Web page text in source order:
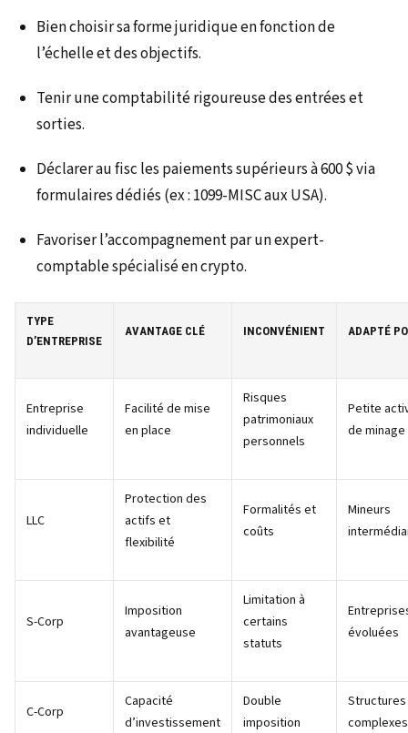
Bien choisir sa forme juridique en fonction de
l’échelle et des objectifs.
Tenir une comptabilité rigoureuse des entrées et
sorties.
Déclarer au fisc les paiements supérieurs à 600 $ via
formulaires dédiés (ex : 1099-MISC aux USA).
Favoriser l’accompagnement par un expert-
comptable spécialisé en crypto.
TYPE
D’ENTREPRISE
AVANTAGE CLÉ INCONVÉNIENT ADAPTÉ
Entreprise
individuelle
Facilité de mise
en place
Risques
patrimoniaux
personnels
Petite
de minage
LLC
Protection des
actifs et
flexibilité
Formalités et
coûts
Mineurs
S-Corp
Imposition
avantageuse
Limitation à
certains
statuts
évoluées
C-Corp
Capacité
d’investissement
Double
imposition
Structures
complexes